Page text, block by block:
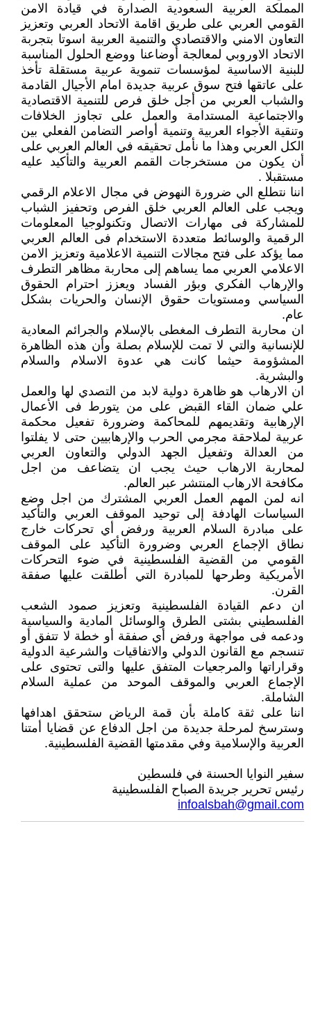
المملكة العربية السعودية الصدارة في قيادة الامن
القومي العربي على طريق اقامة الاتحاد العربي وتعزيز
التعاون الامني والاقتصادي والتنمية العربية اسوتا بتجربة
الاتحاد الاوروبي لمعالجة أوضاعنا ووضع الحلول المناسبة
للبنية الاساسية لمؤسسات تنموية عربية مستقلة تأخذ
على عاتقها فتح سوق عربية جديدة امام الأجيال القادمة
والشباب العربي من أجل خلق فرص للتنمية الاقتصادية
والاجتماعية المستدامة والعمل على تجاوز الخلافات
وتنقية الأجواء العربية وتنمية أواصر التضامن الفعلي بين
الكل العربي وهذا ما نأمل تحقيقه في العالم العربي على
أن يكون من مستخرجات القمم العربية والتأكيد عليه
مستقبلا .
اننا نتطلع الي ضرورة النهوض في مجال الاعلام الرقمي
ويجب على العالم العربي خلق الفرص وتحفيز الشباب
للمشاركة فى مهارات الاتصال وتكنولوجيا المعلومات
الرقمية والوسائط متعددة الاستخدام فى العالم العربي
مما يؤكد على فتح مجالات التنمية الاعلامية وتعزيز الامن
الاعلامي العربي مما يساهم إلى محاربة مظاهر التطرف
والإرهاب الفكري وبؤر الفساد ويعزز احترام الحقوق
السياسي ومستويات حقوق الإنسان والحريات بشكل
عام.
ان محاربة التطرف المغطى بالإسلام والجرائم المعادية
للإنسانية والتي لا تمت للإسلام بصلة وأن هذه الظاهرة
المشؤومة حيثما كانت هي عدوة الاسلام والسلام
والبشرية.
ان الارهاب هو ظاهرة دولية لابد من التصدي لها والعمل
علي ضمان القاء القبض على من يتورط فى الأعمال
الإرهابية وتقديمهم للمحاكمة وضرورة تفعيل محكمة
عربية لملاحقة مجرمي الحرب والإرهابيين حتى لا يفلتوا
من العدالة وتفعيل الجهد الدولي والتعاون العربي
لمحاربة الارهاب حيث يجب ان يتضاعف من اجل
مكافحة الارهاب المنتشر عبر العالم.
انه لمن المهم العمل العربي المشترك من اجل وضع
السياسات الهادفة إلى توحيد الموقف العربي والتأكيد
على مبادرة السلام العربية ورفض أي تحركات خارج
نطاق الإجماع العربي وضرورة التأكيد على الموقف
القومي من القضية الفلسطينية في ضوء التحركات
الأمريكية وطرحها للمبادرة التي أطلقت عليها صفقة
القرن.
ان دعم القيادة الفلسطينية وتعزيز صمود الشعب
الفلسطيني بشتى الطرق والوسائل المادية والسياسية
ودعمه فى مواجهة ورفض أي صفقة أو خطة لا تتفق أو
تنسجم مع القانون الدولي والاتفاقيات والشرعية الدولية
وقراراتها والمرجعيات المتفق عليها والتى تحتوى على
الإجماع العربي والموقف الموحد من عملية السلام
الشاملة.
اننا على ثقة كاملة بأن قمة الرياض ستحقق اهدافها
وسترسخ لمرحلة جديدة من اجل الدفاع عن قضايا أمتنا
العربية والإسلامية وفي مقدمتها القضية الفلسطينية.
سفير النوايا الحسنة في فلسطين
رئيس تحرير جريدة الصباح الفلسطينية
infoalsbah@gmail.com